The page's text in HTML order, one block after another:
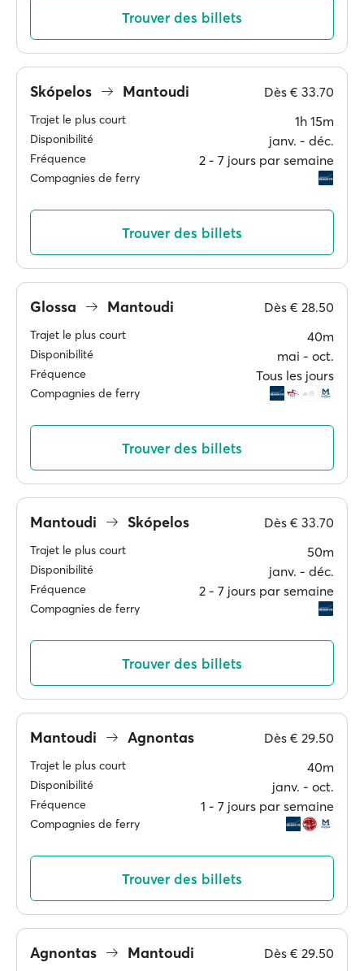
Trouver des billets
Skópelos Mantoudi Dès € 33.70
Trajet le plus court 1h 15m
Disponibilité janv. ‐ déc.
Fréquence 2 ‐ 7 jours par semaine
Compagnies de ferry
Trouver des billets
Glossa Mantoudi Dès € 28.50
Trajet le plus court 40m
Disponibilité mai ‐ oct.
Fréquence Tous les jours
Compagnies de ferry
Trouver des billets
Mantoudi Skópelos Dès € 33.70
Trajet le plus court 50m
Disponibilité janv. ‐ déc.
Fréquence 2 ‐ 7 jours par semaine
Compagnies de ferry
Trouver des billets
Mantoudi Agnontas Dès € 29.50
Trajet le plus court 40m
Disponibilité janv. ‐ oct.
Fréquence 1 ‐ 7 jours par semaine
Compagnies de ferry
Trouver des billets
Agnontas Mantoudi Dès € 29.50